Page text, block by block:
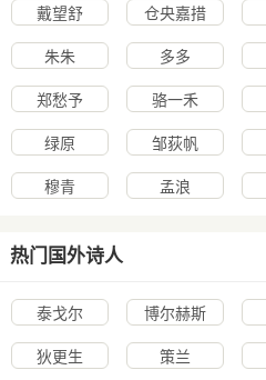
戴望舒
仓央嘉措
朱朱
多多
郑愁予
骆一禾
绿原
邹荻帆
穆青
孟浪
热门国外诗人
泰戈尔 博尔赫斯
狄更生
策兰